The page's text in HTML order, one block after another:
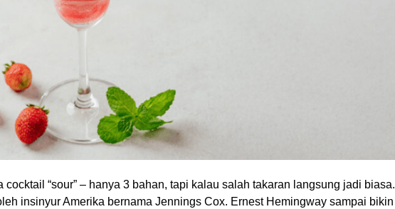
cocktail “sour” – hanya 3 bahan, tapi kalau salah takaran langsung jadi biasa.
insinyur Amerika bernama Jennings Cox. Ernest Hemingway sampai bikin